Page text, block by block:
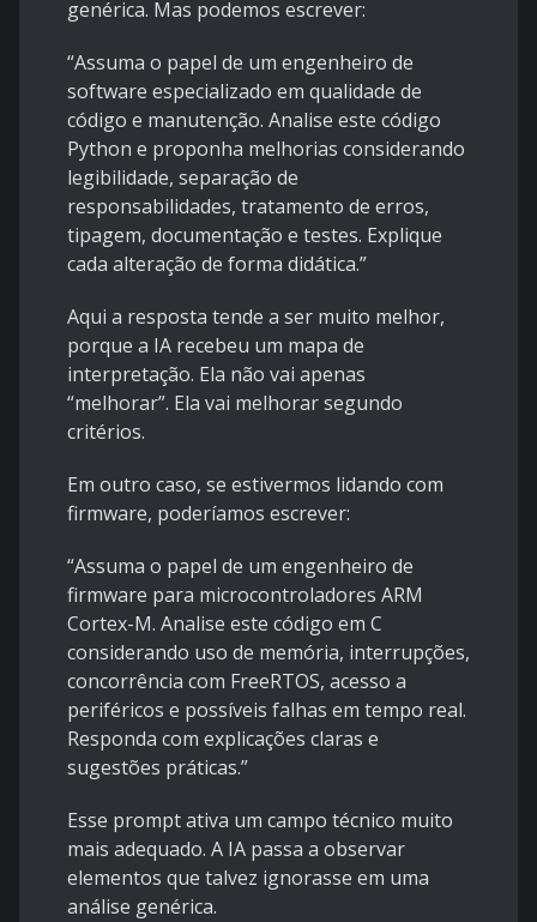
genérica. Mas podemos escrever:
“Assuma o papel de um engenheiro de
software especializado em qualidade de
código e manutenção. Analise este código
Python e proponha melhorias considerando
legibilidade, separação de
responsabilidades, tratamento de erros,
tipagem, documentação e testes. Explique
cada alteração de forma didática.”
Aqui a resposta tende a ser muito melhor,
porque a IA recebeu um mapa de
interpretação. Ela não vai apenas
“melhorar”. Ela vai melhorar segundo
critérios.
Em outro caso, se estivermos lidando com
firmware, poderíamos escrever:
“Assuma o papel de um engenheiro de
firmware para microcontroladores ARM
Cortex-M. Analise este código em C
considerando uso de memória, interrupções,
concorrência com FreeRTOS, acesso a
periféricos e possíveis falhas em tempo real.
Responda com explicações claras e
sugestões práticas.”
Esse prompt ativa um campo técnico muito
mais adequado. A IA passa a observar
elementos que talvez ignorasse em uma
análise genérica.